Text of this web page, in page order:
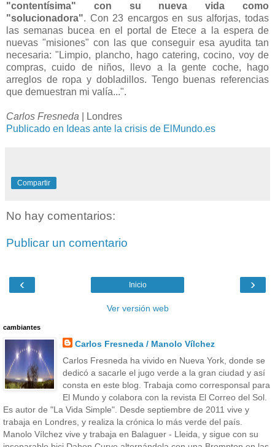
"contentísima" con su nueva vida como
"solucionadora". Con 23 encargos en sus alforjas, todas
las semanas bucea en el portal de Etece a la espera de
nuevas "misiones" con las que conseguir esa ayudita tan
necesaria: "Limpio, plancho, hago catering, cocino, voy de
compras, cuido de niños, llevo a la gente coche, hago
arreglos de ropa y dobladillos. Tengo buenas referencias
que demuestran mi valía...".
Carlos Fresneda
Londres
Publicado en Ideas ante la crisis de ElMundo.es
Compartir
No hay comentarios:
Publicar un comentario
‹ ›
Inicio
Ver versión web
cambiantes
Carlos Fresneda / Manolo Vílchez
Carlos Fresneda ha vivido en Nueva York, donde se
dedicó a sacarle el jugo verde a la gran ciudad y así
consta en este blog. Trabaja como corresponsal para
El Mundo y colabora con la revista El Correo del Sol.
Es autor de "La Vida Simple". Desde septiembre de 2011 vive y
trabaja en Londres, y realiza la crónica lo más verde del país.
Manolo Vílchez vive y trabaja en Balaguer - Lleida, y sigue con su